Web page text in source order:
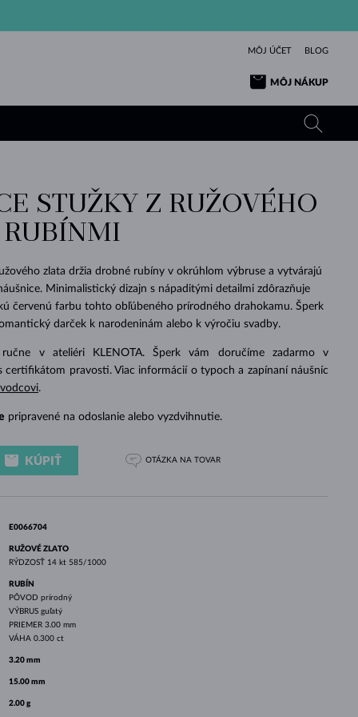
MÔJ ÚČET BLOG
MÔJ NÁKUP
VÝNIMOČNÝ
POZRIEŤ
LÁSKA
POZRIEŤ
ŽLTÉ ZLATO
RUŽOVÉ ZLATO
KRÁSOU
POZRIEŤ
TANZANITY
TOPÁSY
TURMALÍNY
VLTAVÍNY
PRE BÁBÄTKÁ
BIELE ZLATO
KRÁSNE
POZRIEŤ
TURMALÍNY
VLTAVÍNY
MINERÁLY
PERLOVÉ PRÍVESKY
BIELE ZLATO
RUŽOVÉ ZLATO
PRÍVESKY
POZRIEŤ
NÁRAMKY
POZRIEŤ
ELEGANCIA
POZRIEŤ
ZAFÍRY
SMARAGDY
VLTAVÍNY
MINERÁLY
SVADOBNÉ
BIELE ZLATO
ŠPERKY
POZRIEŤ
KRÁSU
POZRIEŤ
KOLEKCIE
POZRIEŤ
STUŽKY Z RUŽOVÉHO
zlata držia drobné rubíny v okrúhlom výbruse a vytvárajú
Minimalistický dizajn s nápaditými detailmi zdôrazňuje
červenú farbu tohto obľúbeného prírodného drahokamu. Šperk
darček k narodeninám alebo k výročiu svadby.
ručne v ateliéri KLENOTA. Šperk vám doručíme zadarmo v
certifikátom pravosti. Viac informácií o typoch a zapínaní náušníc
.
pripravené na odoslanie alebo vyzdvihnutie.
KÚPIŤ OTÁZKA NA TOVAR
E0066704
RUŽOVÉ ZLATO
RÝDZOSŤ 14 kt 585/1000
RUBÍN
PÔVOD prírodný
VÝBRUS guľatý
PRIEMER 3.00 mm
VÁHA 0.300 ct
3.20 mm
15.00 mm
2.00 g